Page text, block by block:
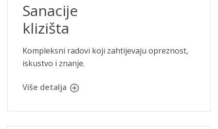
Sanacije
klizišta
Kompleksni radovi koji zahtijevaju opreznost,
iskustvo i znanje.
Više detalja